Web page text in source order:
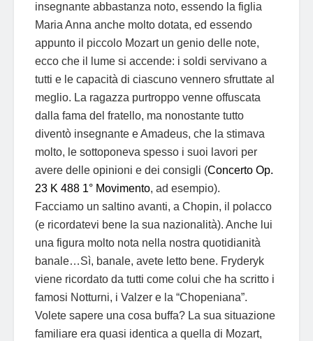
insegnante abbastanza noto, essendo la figlia
Maria Anna anche molto dotata, ed essendo
appunto il piccolo Mozart un genio delle note,
ecco che il lume si accende: i soldi servivano a
tutti e le capacità di ciascuno vennero sfruttate al
meglio. La ragazza purtroppo venne offuscata
dalla fama del fratello, ma nonostante tutto
diventò insegnante e Amadeus, che la stimava
molto, le sottoponeva spesso i suoi lavori per
avere delle opinioni e dei consigli (Concerto Op.
23 K 488 1° Movimento, ad esempio).
Facciamo un saltino avanti, a Chopin, il polacco
(e ricordatevi bene la sua nazionalità). Anche lui
una figura molto nota nella nostra quotidianità
banale…Sì, banale, avete letto bene. Fryderyk
viene ricordato da tutti come colui che ha scritto i
famosi Notturni, i Valzer e la “Chopeniana”.
Volete sapere una cosa buffa? La sua situazione
familiare era quasi identica a quella di Mozart,